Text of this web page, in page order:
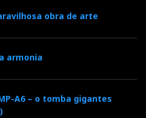
obra de arte
armonia
A6 – o tomba gigantes